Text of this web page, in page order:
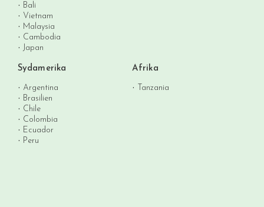
Bali
Vietnam
Malaysia
Cambodia
Japan
Sydamerika
Argentina
Brasilien
Chile
Colombia
Ecuador
Peru
Afrika
Tanzania